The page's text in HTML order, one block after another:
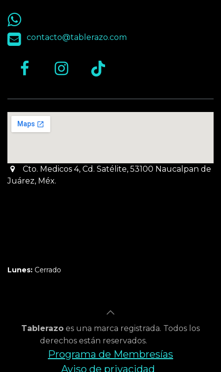
55 9563 4848
contacto@tablerazo.com
Cto. Medicos 4, Cd. Satélite, 53100 Naucalpan de
Juárez, Méx.
Lunes: Cerrado
Tablerazo es una marca registrada. Todos los
derechos están reservados.
Programa de Membresías
Aviso de privacidad